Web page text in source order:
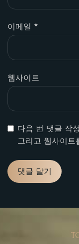
이메일 *
웹사이트
다음 번 댓글 작
그리고 웹사이트